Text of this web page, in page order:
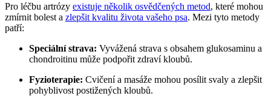
Pro léčbu artrózy existuje několik osvědčených metod, které mohou
zmírnit bolest a zlepšit kvalitu života vašeho psa. Mezi tyto metody
patří:
Speciální strava: Vyvážená strava s obsahem glukosaminu a
chondroitinu může podpořit zdraví kloubů.
Fyzioterapie: Cvičení a masáže mohou posílit svaly a zlepšit
pohyblivost postižených kloubů.